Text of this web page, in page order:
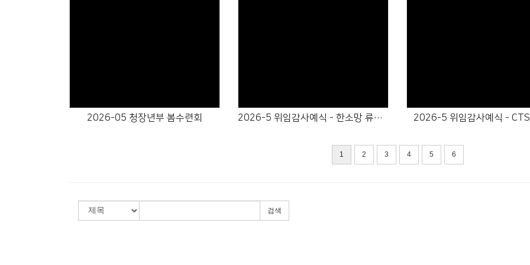
2026-05 청장년부 봄수련회 2026-5 위임감사예식 - 한소망 류영모목사 유빛 2026-5 위임감사예식 -
1 2 3 4 5 6
검색